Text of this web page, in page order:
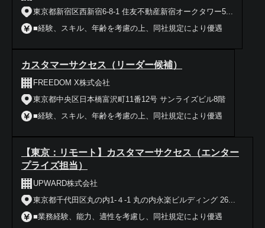
東京都新宿区西新宿6-8-1 住友不動産新宿オークタワー5...
■経験、スキル、年齢を考慮の上、同社規定により優遇
カスタマーサクセス（リーダー候補）
FREEDOM X株式会社
東京都中央区日本橋富沢町11番12号 サンライズビル8階
■経験、スキル、年齢を考慮の上、同社規定により優遇
【東京：リモート】カスタマーサクセス（エンター
プライズ担当）
UPWARD株式会社
東京都千代田区丸の内1-４-1 丸の内永楽ビルディング 26...
■業務経験、能力、適性を考慮し、同社規定により優遇